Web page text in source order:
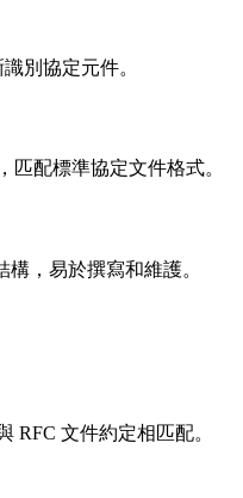
別協定元件。
匹配標準協定文件格式。
，易於撰寫和維護。
RFC 文件約定相匹配。